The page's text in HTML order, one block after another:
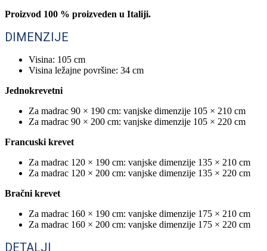
Proizvod 100 % proizveden u Italiji.
DIMENZIJE
Visina: 105 cm
Visina ležajne površine: 34 cm
Jednokrevetni
Za madrac 90 × 190 cm: vanjske dimenzije 105 × 210 cm
Za madrac 90 × 200 cm: vanjske dimenzije 105 × 220 cm
Francuski krevet
Za madrac 120 × 190 cm: vanjske dimenzije 135 × 210 cm
Za madrac 120 × 200 cm: vanjske dimenzije 135 × 220 cm
Bračni krevet
Za madrac 160 × 190 cm: vanjske dimenzije 175 × 210 cm
Za madrac 160 × 200 cm: vanjske dimenzije 175 × 220 cm
DETALJI